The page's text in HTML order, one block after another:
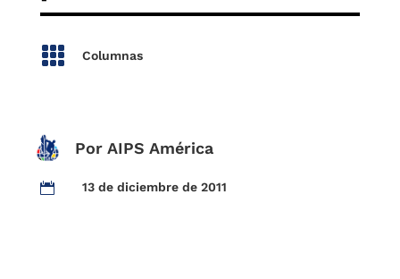
 Columnas
Por AIPS América
 13 de diciembre de 2011